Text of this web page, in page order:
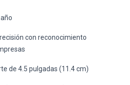
con reconocimiento
de 4.5 pulgadas (11.4 cm)